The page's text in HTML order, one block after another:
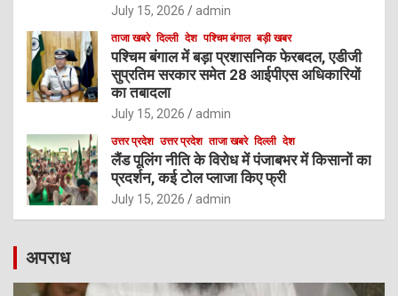
July 15, 2026 admin
ताजा खबरे दिल्ली देश पश्चिम बंगाल बड़ी खबर
पश्चिम बंगाल में बड़ा प्रशासनिक फेरबदल, एडीजी
सुप्रतिम सरकार समेत 28 आईपीएस अधिकारियों
का तबादला
July 15, 2026 admin
उत्तर प्रदेश उत्तर प्रदेश ताजा खबरे दिल्ली देश
लैंड पूलिंग नीति के विरोध में पंजाबभर में किसानों का
प्रदर्शन, कई टोल प्लाजा किए फ्री
July 15, 2026 admin
अपराध